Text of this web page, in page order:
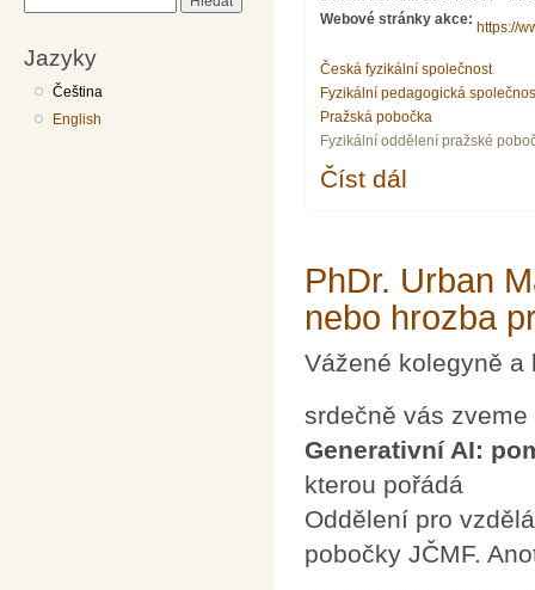
Jazyky
Čeština
English
Webové stránky akce:
https://
Česká fyzikální společnost
Fyzikální pedagogická
Pražská pobočka
Fyzikální oddělení pražské
Číst dál
PhDr. Urban
nebo hrozba
Vážené kolegyně a
srdečně vás
Generativní AI:
kterou pořádá
Oddělení pro
pobočky JČMF.